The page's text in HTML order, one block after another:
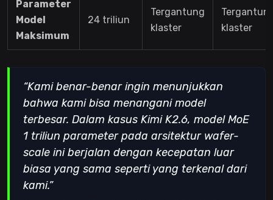
Parameter
Model
Maksimum
24 triliun
Tergantung
klaster
klaster
“Kami benar-benar ingin menunjukkan
bahwa kami bisa menangani model
terbesar. Dalam kasus Kimi K2.6, model MoE
1 triliun parameter pada arsitektur wafer-
scale ini berjalan dengan kecepatan luar
biasa yang sama seperti yang terkenal dari
kami.”